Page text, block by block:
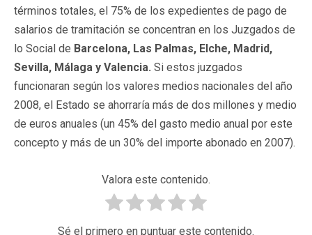
términos totales, el 75% de los expedientes de pago de
salarios de tramitación se concentran en los Juzgados de
lo Social de Barcelona, Las Palmas, Elche, Madrid,
Sevilla, Málaga y Valencia. Si estos juzgados
funcionaran según los valores medios nacionales del año
2008, el Estado se ahorraría más de dos millones y medio
de euros anuales (un 45% del gasto medio anual por este
concepto y más de un 30% del importe abonado en 2007).
Valora este contenido.
Sé el primero en puntuar este contenido.